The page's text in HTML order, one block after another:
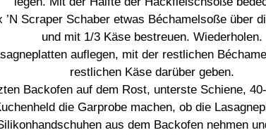
’N Scraper Schaber etwas Béchamelsoße über
und mit 1/3 Käse bestreuen. Wiederholen.
auflegen, mit der restlichen
restlichen Käse darüber geben.
Backofen auf dem Rost, unterste Schiene,
die Garprobe machen, ob die
aus dem Backofen nehmen